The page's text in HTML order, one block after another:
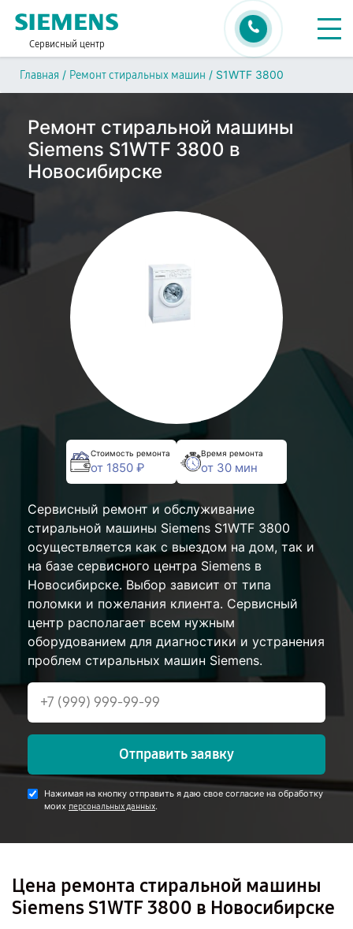
Сервисный центр
Главная / Ремонт стиральных машин / S1WTF 3800
Ремонт стиральной машины
Siemens S1WTF 3800 в
Новосибирске
Стоимость ремонта
от 1850 ₽
Время ремонта
от 30 мин
Сервисный ремонт и обслуживание
стиральной машины Siemens S1WTF 3800
осуществляется как с выездом на дом, так и
на базе сервисного центра Siemens в
Новосибирске. Выбор зависит от типа
поломки и пожелания клиента. Сервисный
центр располагает всем нужным
оборудованием для диагностики и устранения
проблем стиральных машин Siemens.
Отправить заявку
Нажимая на кнопку отправить я даю свое согласие на обработку
моих персональных данных.
Цена ремонта стиральной машины
Siemens S1WTF 3800 в Новосибирске